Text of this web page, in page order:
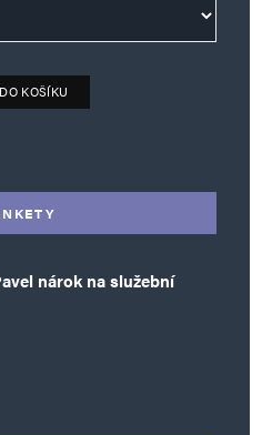
množství
KOŠÍKU
nárok na služební